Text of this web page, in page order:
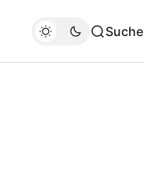
Suche